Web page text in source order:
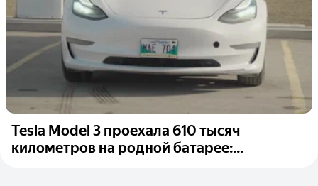
Tesla Model 3 проехала 610 тысяч
километров на родной батарее:...